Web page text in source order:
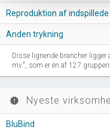
Reproduktion af
Anden trykning
Disse lignende brancher ligger
mv.", som er én af 127
new_releases Nyeste
BluBind